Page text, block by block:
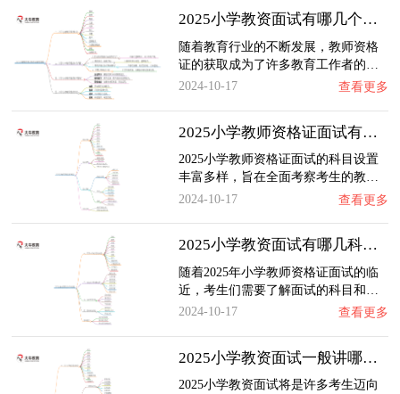
2025小学教资面试有哪几个科目？难考吗？
随着教育行业的不断发展，教师资格
证的获取成为了许多教育工作者的…
2024-10-17
查看更多
2025小学教师资格证面试有哪些科目?
2025小学教师资格证面试的科目设置
丰富多样，旨在全面考察考生的教…
2024-10-17
查看更多
2025小学教资面试有哪几科？考哪些内容
随着2025年小学教师资格证面试的临
近，考生们需要了解面试的科目和…
2024-10-17
查看更多
2025小学教资面试一般讲哪些内容
2025小学教资面试将是许多考生迈向